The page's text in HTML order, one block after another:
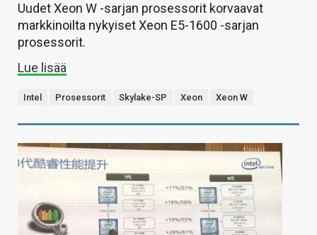
Uudet Xeon W -sarjan prosessorit korvaavat
markkinoilta nykyiset Xeon E5-1600 -sarjan
prosessorit.
Lue lisää
Intel Prosessorit Skylake-SP Xeon Xeon W